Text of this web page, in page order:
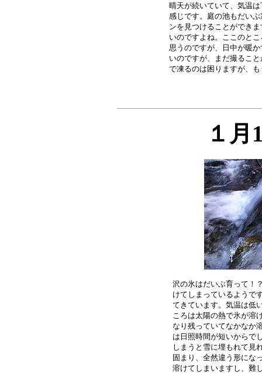
晴天が続いていて、気温
感じです。庭の池もだい
ンを見つけることができ
いのですよね。ここのと
思うのですが、日中が暖
いのですが、まだ撮るこ
１月
沢の氷はだいぶ育って！
けてしまっているようで
てきています。気温は低
ころは太陽の熱で氷が溶
なり残っていてなかなか
は日照時間が短いからで
しまうと雪に埋もれて見
固まり、全然違う形にな
溶けてしまいますし、難